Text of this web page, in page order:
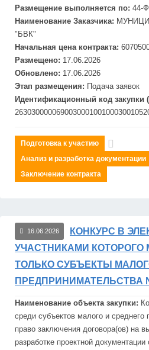
Размещение выполняется по: 44-
Наименование Заказчика:
" БВК"
Начальная цена контракта:
Размещено: 17.06.2026
Обновлено: 17.06.2026
Этап размещения: Подача заявок
Идентификационный код закупки
Подготовка к участию
Анализ и разработка документации
Заключение контракта
16.06.2026
КОНКУРС В
УЧАСТНИКАМИ КОТОРОГО
ТОЛЬКО СУБЪЕКТЫ
ПРЕДПРИНИМАТЕЛЬСТВА
Наименование объекта закупки:
среди субъектов малого и среднего
право заключения договора(ов) на
разработке проектной